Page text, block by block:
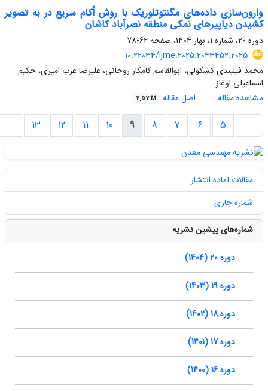
وارون‌سازی داده‌های مگنتوتلوریک با روش اُکام سریع در به تصویر
کشیدن دیاپیرهای نمکی منطقه نصرآباد کاشان
دوره 20، شماره 1، بهار 1404، صفحه
62-78
10.22034/ijme.2025.2043452.2025
محمد فیلبندی کشکولی، ابوالقاسم کامکار روحانی، علیرضا عرب امیری، حکیم
اسماعیلی اوغاز
مشاهده مقاله
اصل مقاله 2.57 M
5
6
7
8
9
10
11
12
13
مقالات آماده انتشار
شماره جاری
شماره‌های پیشین نشریه
دوره 20 (1404)
دوره 19 (1403)
دوره 18 (1402)
دوره 17 (1401)
دوره 16 (1400)